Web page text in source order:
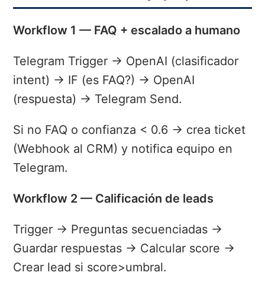
Workflow 1 — FAQ + escalado a humano
Telegram Trigger → OpenAI (clasificador
intent) → IF (es FAQ?) → OpenAI
(respuesta) → Telegram Send.
Si no FAQ o confianza < 0.6 → crea ticket
(Webhook al CRM) y notifica equipo en
Telegram.
Workflow 2 — Calificación de leads
Trigger → Preguntas secuenciadas →
Guardar respuestas → Calcular score →
Crear lead si score>umbral.